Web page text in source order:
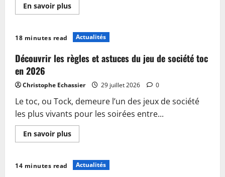
En savoir plusEn
savoir
Beillé
la
gare
en
un
gigantesque
terrain
de
jeu
18 minutes read Actualités
Découvrir les règles et astuces du jeu de société toc
en 2026
Christophe Echassier 29 juillet 2026 0
Le toc, ou Tock, demeure l’un des jeux de société
les plus vivants pour les soirées entre...
En savoir plusEn
savoir
Découvrir
les
14 minutes read Actualités